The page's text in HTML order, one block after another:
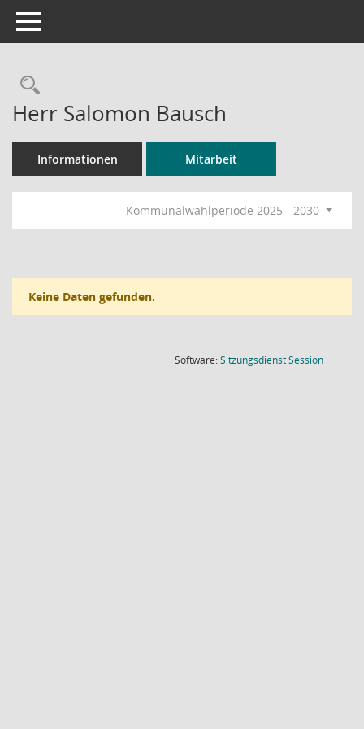
Toggle navigation
Rechercheauswahl
Herr Salomon Bausch
Informationen Mitarbeit
Kommunalwahlperiode 2025 - 2030
Keine Daten gefunden.
Software:SitzungsdienstSession(Wird in